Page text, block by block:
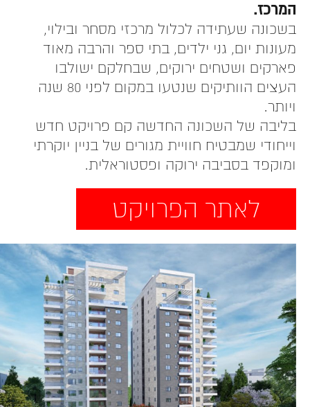
המרכז.
בשכונה שעתידה לכלול מרכזי מסחר ובילוי,
מעונות יום, גני ילדים, בתי ספר והרבה מאוד
פארקים ושטחים ירוקים, שבחלקם ישולבו
העצים הוותיקים שנטעו במקום לפני 80 שנה
ויותר.
בליבה של השכונה החדשה קם פרויקט חדש
וייחודי שמבטיח חוויית מגורים של בניין יוקרתי
ומוקפד בסביבה ירוקה ופסטוראלית.
לאתר הפרויקט